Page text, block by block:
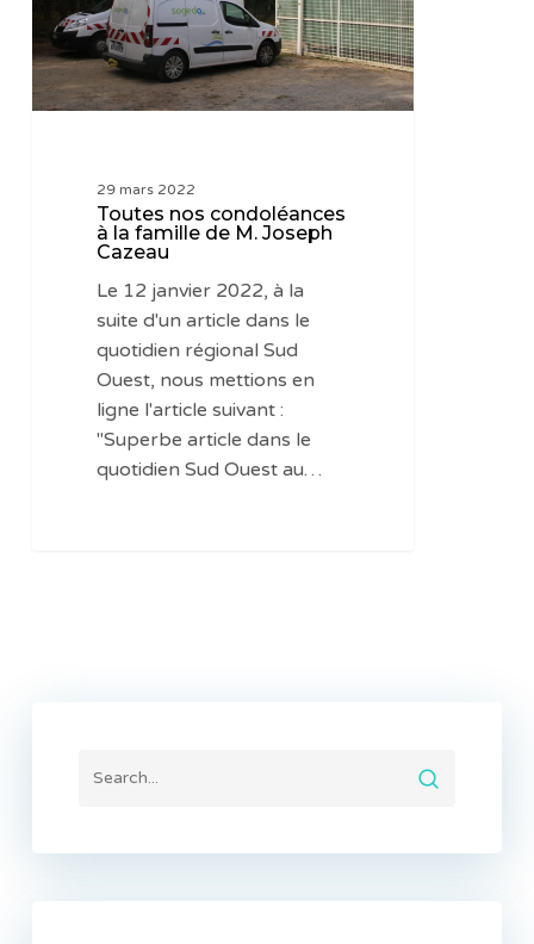
famille
de
M.
Joseph
29 mars 2022
Toutes nos condoléances
à la famille de M. Joseph
Cazeau
Le 12 janvier 2022, à la
suite d'un article dans le
quotidien régional Sud
Ouest, nous mettions en
ligne l'article suivant :
"Superbe article dans le
quotidien Sud Ouest au…